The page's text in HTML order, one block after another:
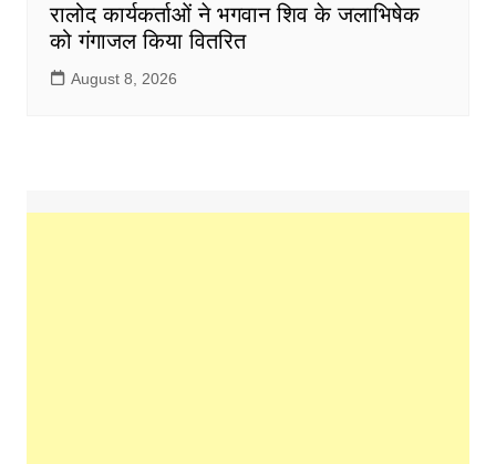
रालोद कार्यकर्ताओं ने भगवान शिव के जलाभिषेक
को गंगाजल किया वितरित
August 8, 2026